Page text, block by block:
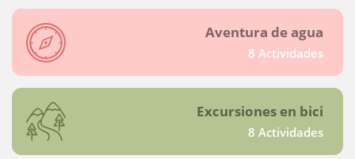
Aventura de agua
8 Actividades
Excursiones en bici
8 Actividades